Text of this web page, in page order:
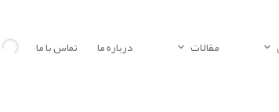
مقالات درباره ما تماس با ما